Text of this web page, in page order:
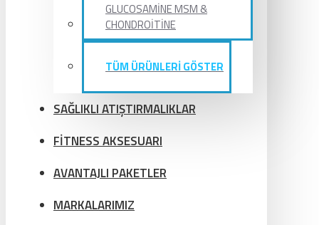
GLUCOSAMİNE MSM &
CHONDROİTİNE
TÜM ÜRÜNLERİ GÖSTER
SAĞLIKLI ATIŞTIRMALIKLAR
FİTNESS AKSESUARI
AVANTAJLI PAKETLER
MARKALARIMIZ